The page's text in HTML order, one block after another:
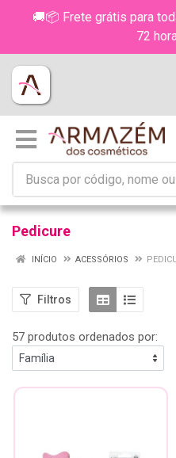
🚚📦 Frete grátis para
72
Pedicure
INÍCIO ACESSÓRIOS
Filtros
57 produtos ordenados por: